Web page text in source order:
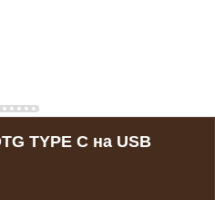
TYPE C на USB